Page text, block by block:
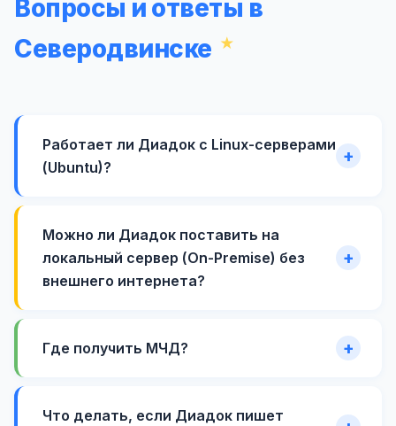
Вопросы и ответы в
Северодвинске
Работает ли Диадок с Linux-серверами
(Ubuntu)?
Можно ли Диадок поставить на
локальный сервер (On-Premise) без
внешнего интернета?
Где получить МЧД?
Что делать, если Диадок пишет